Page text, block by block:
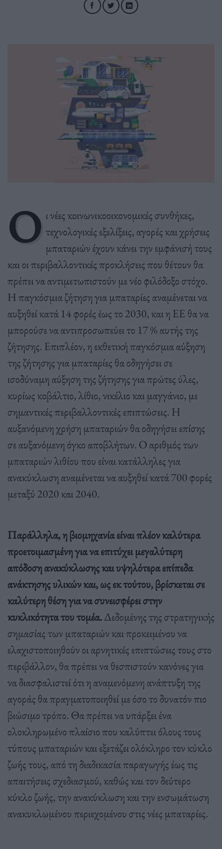
Ο ι νέες κοινωνικοοικονομικές συνθήκες,
τεχνολογικές εξελίξεις, αγορές και χρήσεις
μπαταριών έχουν κάνει την εμφάνισή τους
και οι περιβαλλοντικές προκλήσεις που θέτουν θα
πρέπει να αντιμετωπιστούν με νέο φιλόδοξο στόχο.
Η παγκόσμια ζήτηση για μπαταρίες αναμένεται να
αυξηθεί κατά 14 φορές έως το 2030, και η ΕΕ θα να
μπορούσε να αντιπροσωπεύει το 17 % αυτής της
ζήτησης. Επιπλέον, η εκθετική παγκόσμια αύξηση
της ζήτησης για μπαταρίες θα οδηγήσει σε
ισοδύναμη αύξηση της ζήτησης για πρώτες ύλες,
κυρίως κοβάλτιο, λίθιο, νικέλιο και μαγγάνιο, με
σημαντικές περιβαλλοντικές επιπτώσεις. Η
αυξανόμενη χρήση μπαταριών θα οδηγήσει επίσης
σε αυξανόμενη όγκο αποβλήτων. Ο αριθμός των
μπαταριών λιθίου που είναι κατάλληλες για
ανακύκλωση αναμένεται να αυξηθεί κατά 700 φορές
μεταξύ 2020 και 2040.
Παράλληλα, η βιομηχανία είναι πλέον καλύτερα
προετοιμασμένη για να επιτύχει μεγαλύτερη
απόδοση ανακύκλωσης και υψηλότερα επίπεδα
ανάκτησης υλικών και, ως εκ τούτου, βρίσκεται σε
καλύτερη θέση για να συνεισφέρει στην
κυκλικότητα του τομέα.Δεδομένης της στρατηγικής
σημασίας των μπαταριών και προκειμένου να
ελαχιστοποιηθούν οι αρνητικές επιπτώσεις τους στο
περιβάλλον, θα πρέπει να θεσπιστούν κανόνες για
να διασφαλιστεί ότι η αναμενόμενη ανάπτυξη της
αγοράς θα πραγματοποιηθεί με όσο το δυνατόν πιο
βιώσιμο τρόπο. Θα πρέπει να υπάρξει ένα
ολοκληρωμένο πλαίσιο που καλύπτει όλους τους
τύπους μπαταριών και εξετάζει ολόκληρο τον κύκλο
ζωής τους, από τη διαδικασία παραγωγής έως τις
απαιτήσεις σχεδιασμού, καθώς και τον δεύτερο
κύκλο ζωής, την ανακύκλωση και την ενσωμάτωση
ανακυκλωμένου περιεχομένου στις νέες μπαταρίες.